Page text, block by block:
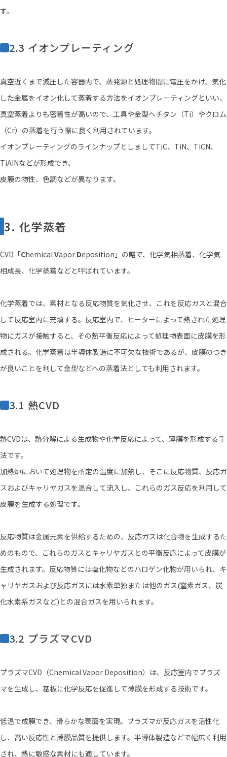
す。
2.3 イオンプレーティング
真空近くまで減圧した容器内で、蒸発源と処理物間に電圧をかけ、気化
した金属をイオン化して蒸着する方法をイオンプレーティングといい、
真空蒸着よりも密着性が高いので、工具や金型へチタン（Ti）やクロム
（Cr）の蒸着を行う際に良く利用されています。
イオンプレーティングのラインナップとしましてTiC、TiN、TiCN、
TiAINなどが形成でき、
皮膜の物性、色調などが異なります。
3. 化学蒸着
CVD「ChemicalVapor Deposition」の略で、化学気相蒸着、化学気
相成長、化学蒸着などと呼ばれています。
化学蒸着では、素材となる反応物質を気化させ、これを反応ガスと混合
して反応室内に充填する。反応室内で、ヒーターによって熱された処理
物にガスが接触すると、その熱平衡反応によって処理物表面に皮膜を形
成される。化学蒸着は半導体製造に不可欠な技術であるが、皮膜のつき
が良いことを利して金型などへの蒸着法としても利用されます。
3.1 熱CVD
熱CVDは、熱分解による生成物や化学反応によって、薄膜を形成する手
法です。
加熱炉において処理物を所定の温度に加熱し、そこに反応物質、反応ガ
スおよびキャリヤガスを混合して流入し、これらのガス反応を利用して
皮膜を生成する処理です。
反応物質は金属元素を供給するための、反応ガスは化合物を生成するた
めのもので、これらのガスとキャリヤガスとの平衡反応によって皮膜が
生成されます。反応物質には塩化物などのハロゲン化物が用いられ、キ
ャリヤガスおよび反応ガスには水素単独または他のガス(窒素ガス、炭
化水素系ガスなど)との混合ガスを用いられます。
3.2 プラズマCVD
プラズマCVD（Chemical Vapor Deposition）は、反応室内でプラズ
マを生成し、基板に化学反応を促進して薄膜を形成する技術です。
低温で成膜でき、滑らかな表面を実現。プラズマが反応ガスを活性化
し、高い反応性と薄膜品質を提供します。半導体製造などで幅広く利用
され、熱に敏感な素材にも適しています。